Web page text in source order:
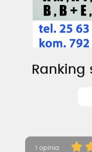
Ranking
1 opinia